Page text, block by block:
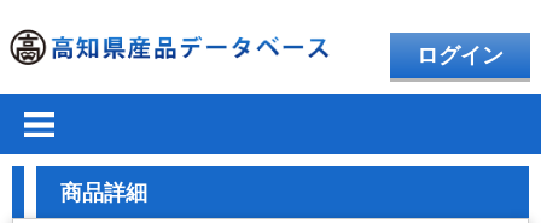
ログイン
商品詳細